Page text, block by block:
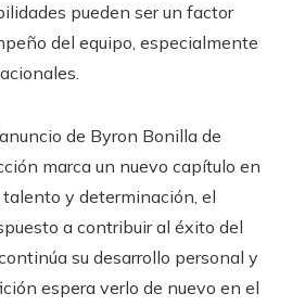
pueden ser un factor
del equipo, especialmente
de Byron Bonilla de
marca un nuevo capítulo en
talento y determinación, el
a contribuir al éxito del
su desarrollo personal y
espera verlo de nuevo en el